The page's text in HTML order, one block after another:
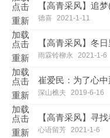
点击
重新
加载
【高青采风】追
德喜 2021-1-11
点击
重新
加载
【高青采风】冬
雨霖铃柳永 2021-1-6
点击
重新
加载
崔爱民：为了心
深山樵夫 2019-6-16
点击
重新
【高青采风】寻
心语留芳 2021-1-6